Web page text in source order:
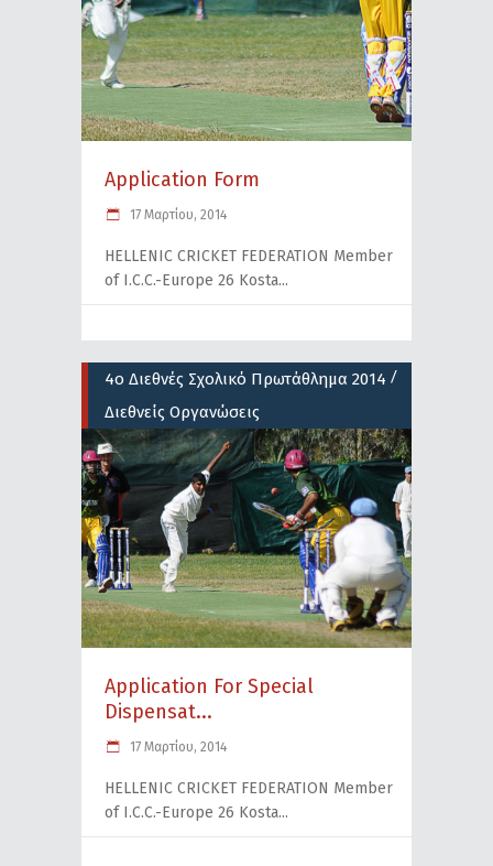
Application Form
17 Μαρτίου, 2014
HELLENIC CRICKET FEDERATION Member
of I.C.C.-Europe 26 Kosta
4ο Διεθνές Σχολικό Πρωτάθλημα 2014 /
Διεθνείς Οργανώσεις
Application For Special
Dispensat...
17 Μαρτίου, 2014
HELLENIC CRICKET FEDERATION Member
of I.C.C.-Europe 26 Kosta